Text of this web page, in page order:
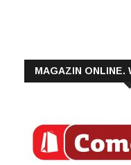
MAGAZIN ONLINE.